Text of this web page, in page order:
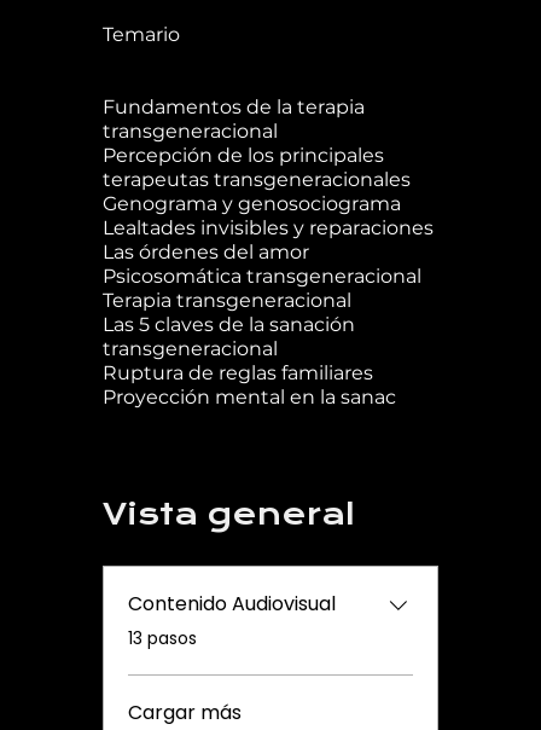
Temario
Fundamentos de la terapia
transgeneracional
Percepción de los principales
terapeutas transgeneracionales
Genograma y genosociograma
Lealtades invisibles y reparaciones
Las órdenes del amor
Psicosomática transgeneracional
Terapia transgeneracional
Las 5 claves de la sanación
transgeneracional
Ruptura de reglas familiares
Proyección mental en la sanac
Vista general
Contenido Audiovisual
.13 pasos
Cargar más